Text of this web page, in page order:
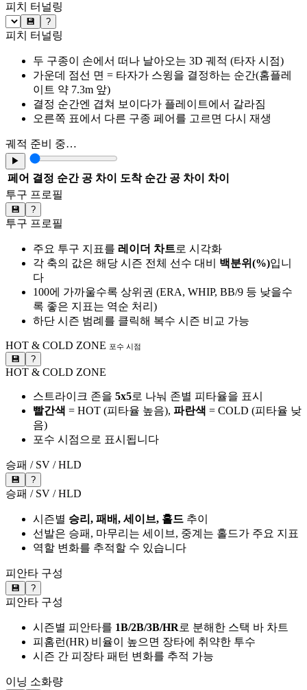
피치 터널링
💾 ?
피치 터널링
두 구종이 손에서 떠나 날아오는 3D 궤적 (타자 시점)
가운데 점선 면 = 타자가 스윙을 결정하는 순간(홈플레
이트 약 7.3m 앞)
결정 순간엔 겹쳐 보이다가 플레이트에서 갈라짐
오른쪽 표에서 다른 구종 페어를 고르면 다시 재생
궤적 준비 중…
▶
페어 결정 순간 공 차이 도착 순간 공 차이
차이
투구 프로필
💾 ?
투구 프로필
주요 투구 지표를 레이더 차트로 시각화
각 축의 값은 해당 시즌 전체 선수 대비 백분위(%)입니
다
100에 가까울수록 상위권 (ERA, WHIP, BB/9 등 낮을수
록 좋은 지표는 역순 처리)
하단 시즌 범례를 클릭해 복수 시즌 비교 가능
HOT & COLD ZONE 포수 시점
💾 ?
HOT & COLD ZONE
스트라이크 존을 5x5로 나눠 존별 피타율을 표시
빨간색 = HOT (피타율 높음), 파란색 = COLD (피타율 낮
음)
포수 시점으로 표시됩니다
승패 / SV / HLD
💾 ?
승패 / SV / HLD
시즌별 승리, 패배, 세이브, 홀드 추이
선발은 승패, 마무리는 세이브, 중계는 홀드가 주요 지표
역할 변화를 추적할 수 있습니다
피안타 구성
💾 ?
피안타 구성
시즌별 피안타를 1B/2B/3B/HR로 분해한 스택 바 차트
피홈런(HR) 비율이 높으면 장타에 취약한 투수
시즌 간 피장타 패턴 변화를 추적 가능
이닝 소화량